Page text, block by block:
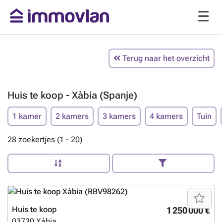
Terug naar het overzicht
Huis te koop - Xàbia (Spanje)
1 kamer 2 kamers 3 kamers 4 kamers Tuin
28 zoekertjes (1 - 20)
1 250 000 €
Huis te koop